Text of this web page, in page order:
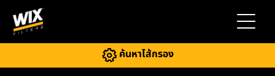
สลับการ
ค้นหาไส้กรอง